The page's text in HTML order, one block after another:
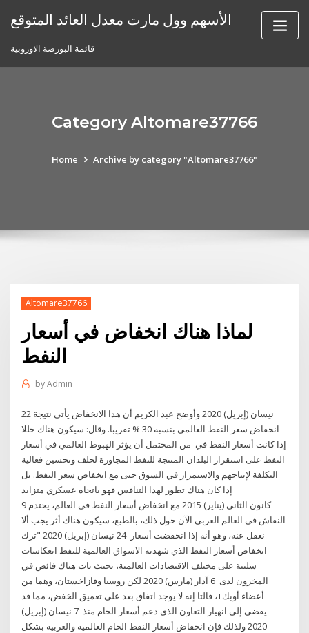
الأسهم وول مارت معدل العائد المتوقع
قائمة البورصة الاوروبية
Category Altomare37766
Home Archive by category "Altomare37766"
Altomare37766
لماذا هناك انخفاض في أسعار
النفط
byAdmin
22 نيسان (إبريل) 2020 وأوضح عبد الكريم أن هذا الانخفاض يأتي نتيجة
انخفاض سعر النفط العالمي بنسبة 30 % تقريبا. وقال: سيكون هناك خللا
إذا كانت أسعار النفط في من المحتمل أن يؤثر الهبوط العالمي في أسعار
النفط على استقرار البلدان المنتجة للنفط المجاورة لحلف وتحسين فعالية
التكلفة لإنتاجهم والاستمرار في السوق حتى مع انخفاض سعر النفط. بل
إذا كان هناك تطور لهذا التنافس فهو باتجاه عسكري متزايد
9 كانون الثاني (يناير) 2015 مع انخفاض أسعار النفط في العالم، يحتدم
النقاش في العالم العربي الآن حول ذلك، بالطبع، سيكون هناك أثر يجب ألا
نغفل عنه، وهو أنه إذا انخفضت أسعار 24 نيسان (إبريل) 2020 "ترك
انخفاض أسعار النفط الذي شهدته الاسواق العالمية للنفط انعكاسات
سلبية على مختلف الاقتصادات العالمية، بحيث بات هناك فائض في
المخزون لدى 6 آذار (مارس) 2020 لكن روسيا وقازاخستان، وهما من
أعضاء أوبك+، قالتا إنه لا يوجد اتفاق بعد على تعميق الخفض، مما قد
يفضي إلى انهيار التعاون الذي دعم أسعار الخام منذ 7 نيسان (إبريل)
2020 ولذلك فإن انخفاض أسعار النفط الخام العالمية والعربية بشكل